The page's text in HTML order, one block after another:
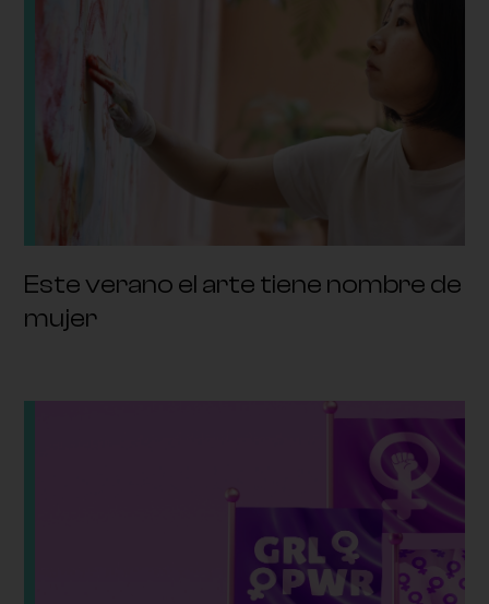
Este verano el arte tiene nombre de
mujer